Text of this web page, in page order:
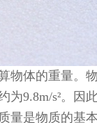
物体的重量。
为9.8m/s²。
量是物质的基